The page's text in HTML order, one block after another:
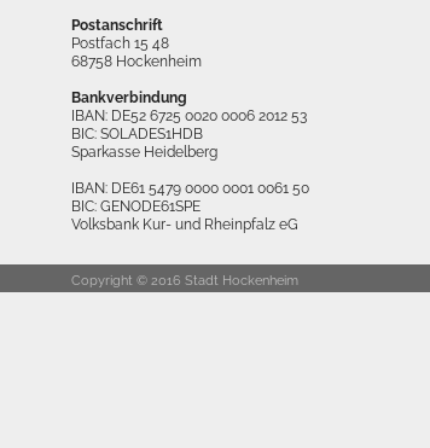
Postanschrift
Postfach 15 48
68758 Hockenheim
Bankverbindung
IBAN: DE52 6725 0020 0006 2012 53
BIC: SOLADES1HDB
Sparkasse Heidelberg
IBAN: DE61 5479 0000 0001 0061 50
BIC: GENODE61SPE
Volksbank Kur- und Rheinpfalz eG
Copyright © 2016 Stadt Hockenheim